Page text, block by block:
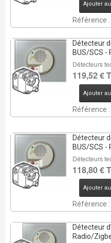
Ajouter
Référence
Détecteur
BUS/SCS -
Détecteurs
119,52 €
Ajouter
Référence
Détecteur
BUS/SCS -
Détecteurs
118,80 €
Ajouter
Référence
Détecteur
Radio/